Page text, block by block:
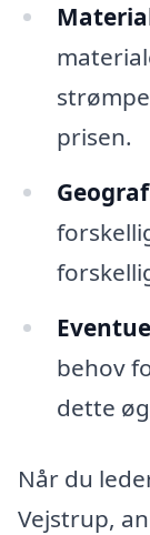
prisen.
behov
dette
Når du
Vejstrup,